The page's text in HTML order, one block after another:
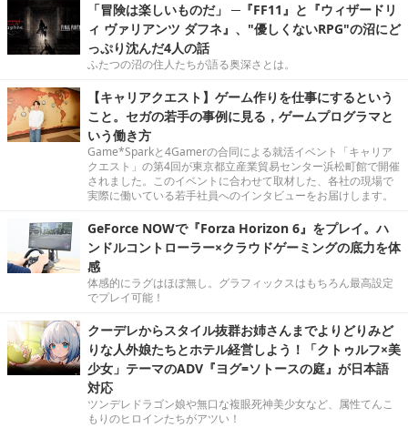
「冒険は楽しいものだ」 ─『FF11』と『ウィザードリ
ィ ヴァリアンツ ダフネ』、"優しくないRPG"の沼にど
っぷり沈んだ4人の話
ふたつの沼の住人たちが語る奥深さとは。
【キャリアクエスト】ゲーム作りを仕事にするという
こと。セガの若手の事例に見る，ゲームプログラマと
いう働き方
Game*Sparkと4Gamerの合同による就活イベント「キャリア
クエスト」の第4回が東京都立産業貿易センター浜松町館で開催
されました。このイベントに合わせて取材した、各社の現場で
実際に働いている若手社員へのインタビューをお届けします。
GeForce NOWで『Forza Horizon 6』をプレイ。ハ
ンドルコントローラー×クラウドゲーミングの底力を体
感
体感的にラグはほぼ無し。グラフィックスはもちろん最高設定
でプレイ可能！
クーデレからスタイル抜群お姉さんまでよりどりみど
りな人外娘たちとホテル経営しよう！「クトゥルフ×美
少女」テーマのADV『ヨグ=ソトースの庭』が日本語
対応
ツンデレドラゴン娘や無口な複眼死神美少女など、属性てんこ
もりのヒロインたちがアツい！